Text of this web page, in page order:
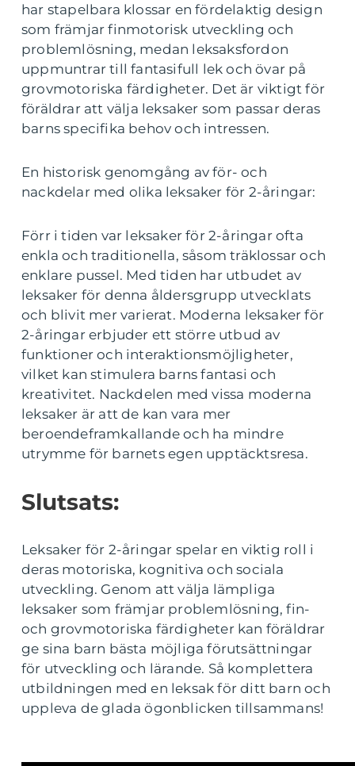
har stapelbara klossar en fördelaktig design
som främjar finmotorisk utveckling och
problemlösning, medan leksaksfordon
uppmuntrar till fantasifull lek och övar på
grovmotoriska färdigheter. Det är viktigt för
föräldrar att välja leksaker som passar deras
barns specifika behov och intressen.
En historisk genomgång av för- och
nackdelar med olika leksaker för 2-åringar:
Förr i tiden var leksaker för 2-åringar ofta
enkla och traditionella, såsom träklossar och
enklare pussel. Med tiden har utbudet av
leksaker för denna åldersgrupp utvecklats
och blivit mer varierat. Moderna leksaker för
2-åringar erbjuder ett större utbud av
funktioner och interaktionsmöjligheter,
vilket kan stimulera barns fantasi och
kreativitet. Nackdelen med vissa moderna
leksaker är att de kan vara mer
beroendeframkallande och ha mindre
utrymme för barnets egen upptäcktsresa.
Slutsats:
Leksaker för 2-åringar spelar en viktig roll i
deras motoriska, kognitiva och sociala
utveckling. Genom att välja lämpliga
leksaker som främjar problemlösning, fin-
och grovmotoriska färdigheter kan föräldrar
ge sina barn bästa möjliga förutsättningar
för utveckling och lärande. Så komplettera
utbildningen med en leksak för ditt barn och
uppleva de glada ögonblicken tillsammans!